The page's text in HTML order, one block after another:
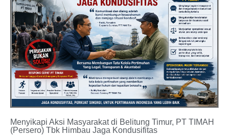
Menyikapi Aksi Masyarakat di Belitung Timur, PT TIMAH
(Persero) Tbk Himbau Jaga Kondusifitas